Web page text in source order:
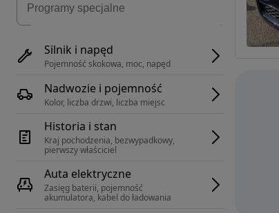
Silnik i napęd
Pojemność skokowa, moc, napęd
Nadwozie i pojemność
Kolor, liczba drzwi, liczba miejsc
Historia i stan
Kraj pochodzenia, bezwypadkowy,
pierwszy właściciel
Auta elektryczne
Zasięg baterii, pojemność
akumulatora, kabel do ładowania